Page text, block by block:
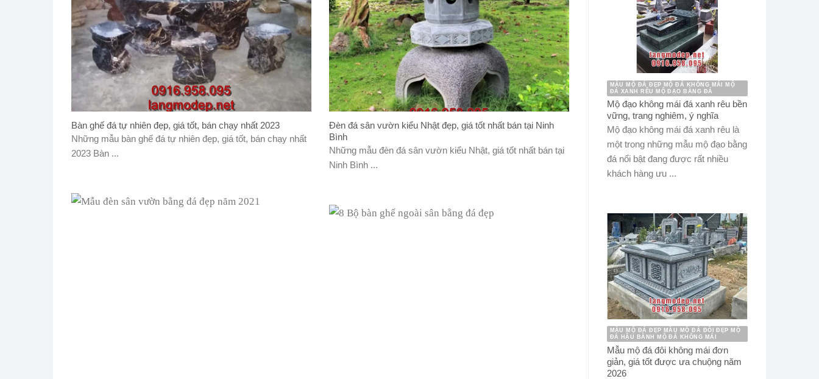
Bàn ghế đá tự nhiên đẹp, giá tốt, bán chạy nhất 2023
Những mẫu bàn ghế đá tự nhiên đẹp, giá tốt, bán chạy nhất
2023 Bàn ...
Đèn đá sân vườn kiểu Nhật đẹp, giá tốt nhất bán tại Ninh
Bình
Những mẫu đèn đá sân vườn kiểu Nhật, giá tốt nhất bán tại
Ninh Bình ...
MẪU MỘ ĐÁ ĐẸP MỘ ĐÁ KHÔNG MÁI MỘ
ĐÁ XANH RÊU MỘ ĐẠO BẰNG ĐÁ
Mộ đạo không mái đá xanh rêu bền
vững, trang nghiêm, ý nghĩa
Mộ đạo không mái đá xanh rêu là
một trong những mẫu mộ đạo bằng
đá nổi bật đang được rất nhiều
khách hàng ưu ...
MẪU MỘ ĐÁ ĐẸP MẪU MỘ ĐÁ ĐÔI ĐẸP MỘ
ĐÁ HẬU BÀNH MỘ ĐÁ KHÔNG MÁI
Mẫu mộ đá đôi không mái đơn
giản, giá tốt được ưa chuộng năm
2026